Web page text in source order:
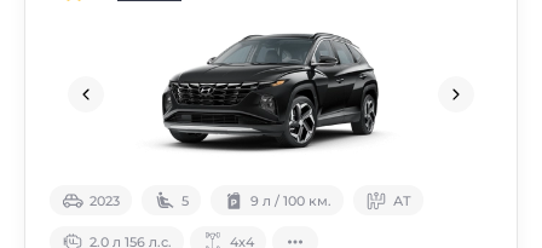
2023 5 9 л / 100 км. АТ
2.0 л 156 л.с. 4х4